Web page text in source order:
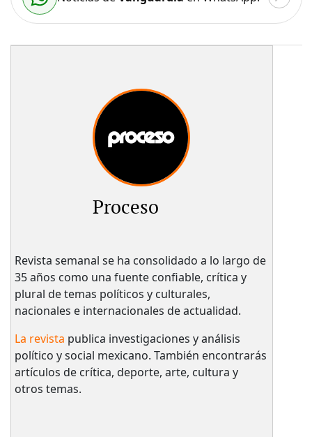
Proceso
Revista semanal se ha consolidado a lo largo de
35 años como una fuente confiable, crítica y
plural de temas políticos y culturales,
nacionales e internacionales de actualidad.
La revista publica investigaciones y análisis
político y social mexicano. También encontrarás
artículos de crítica, deporte, arte, cultura y
otros temas.